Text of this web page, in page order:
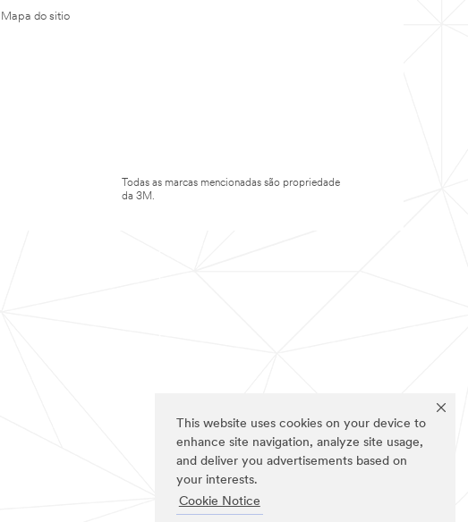
This website uses cookies on your device to
enhance site navigation, analyze site usage,
and deliver you advertisements based on
your interests.
Cookie Notice
Mapa do sitio
Todas as marcas mencionadas são propriedade
da 3M.